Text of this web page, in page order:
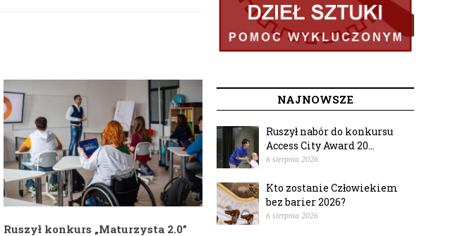
Ruszył konkurs „Maturzysta 2.0”
NAJNOWSZE
Ruszył nabór do konkursu
Access City Award 20...
6 sierpnia 2026
Kto zostanie Człowiekiem
bez barier 2026?
6 sierpnia 2026